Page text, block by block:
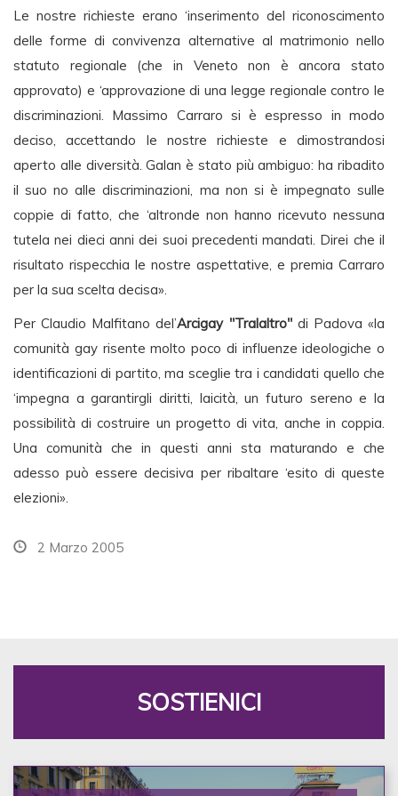
Le nostre richieste erano ‘inserimento del riconoscimento
delle forme di convivenza alternative al matrimonio nello
statuto regionale (che in Veneto non è ancora stato
approvato) e ‘approvazione di una legge regionale contro le
discriminazioni. Massimo Carraro si è espresso in modo
deciso, accettando le nostre richieste e dimostrandosi
aperto alle diversità. Galan è stato più ambiguo: ha ribadito
il suo no alle discriminazioni, ma non si è impegnato sulle
coppie di fatto, che ‘altronde non hanno ricevuto nessuna
tutela nei dieci anni dei suoi precedenti mandati. Direi che il
risultato rispecchia le nostre aspettative, e premia Carraro
per la sua scelta decisa».
Per Claudio Malfitano del’Arcigay "Tralaltro"di Padova «la
comunità gay risente molto poco di influenze ideologiche o
identificazioni di partito, ma sceglie tra i candidati quello che
‘impegna a garantirgli diritti, laicità, un futuro sereno e la
possibilità di costruire un progetto di vita, anche in coppia.
Una comunità che in questi anni sta maturando e che
adesso può essere decisiva per ribaltare ‘esito di queste
elezioni».
2 Marzo 2005
SOSTIENICI